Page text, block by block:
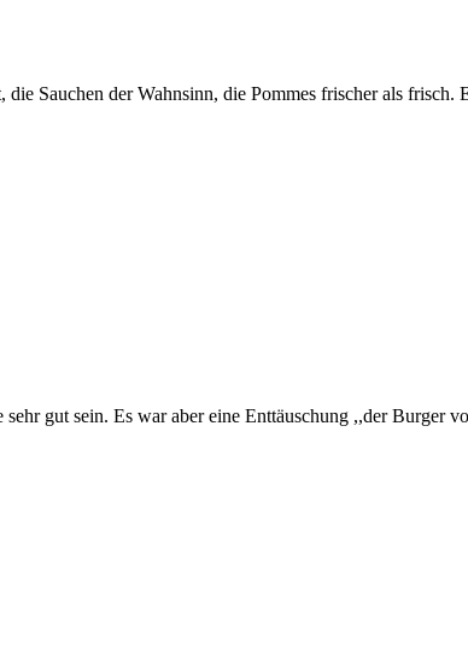
Sauchen der Wahnsinn, die Pommes frischer als frisch.
gut sein. Es war aber eine Enttäuschung ,,der Burger